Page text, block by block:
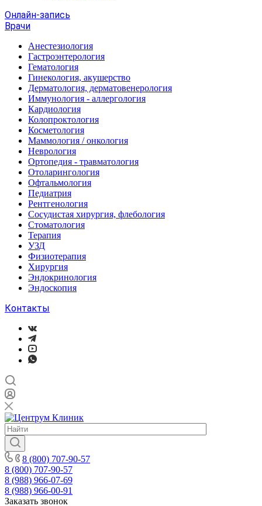
Онлайн-запись
Врачи
Анестезиология
Гастроэнтерология
Гематология
Гинекология, акушерство
Дерматология, дерматовенерология
Иммунология - аллергология
Кардиология
Колопроктология
Косметология
Маммология / онкология
Неврология
Ортопедия - травматология
Отоларингология
Офтальмология
Педиатрия
Рентгенология
Сосудистая хирургия, флебология
Стоматология
Терапия
УЗД
Физиотерапия
Хирургия
Эндокринология
Эндоскопия
Контакты
8 (800) 707-90-57
8 (800) 707-90-57
8 (988) 966-07-69
8 (988) 966-00-91
Заказать звонок